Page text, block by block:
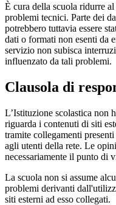
È cura della scuola ridurre
problemi tecnici. Parte dei
potrebbero tuttavia essere
dati o formati non esenti da
servizio non subisca
influenzato da tali problemi.
Clausola di
L’Istituzione scolastica non
riguarda i contenuti di siti
tramite collegamenti
agli utenti della rete. Le
necessariamente il punto di
La scuola non si assume
problemi derivanti
siti esterni ad esso collegati.